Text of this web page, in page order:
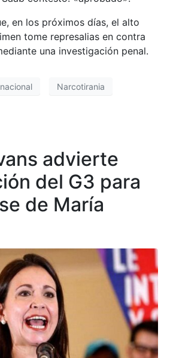
en los próximos días, el alto
tome represalias en contra
una investigación penal.
nacional Narcotirania
advierte
del G3 para
de María